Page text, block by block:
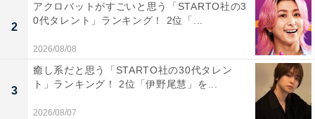
■神奈川県伊勢原市、45歳女性世帯の場合
収入：世帯年収500万円
住宅ローン：9万円
間取り：3LDK
食費：9万円
交際費：1万円
2
アクロバットがすごいと思う「STARTO社の3
0代タレント」ランキング！ 2位「...
2026/08/08
3
癒し系だと思う「STARTO社の30代タレン
ト」ランキング！ 2位「伊野尾慧」を...
2026/08/07